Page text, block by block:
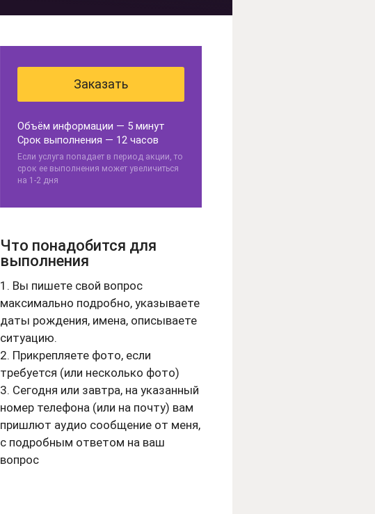
Заказать
Объём информации — 5 минут
Срок выполнения — 12 часов
Если услуга попадает в период акции, то
срок ее выполнения может увеличиться
на 1-2 дня
Что понадобится для
выполнения
1. Вы пишете свой вопрос
максимально подробно, указываете
даты рождения, имена, описываете
ситуацию.
2. Прикрепляете фото, если
требуется (или несколько фото)
3. Сегодня или завтра, на указанный
номер телефона (или на почту) вам
пришлют аудио сообщение от меня,
с подробным ответом на ваш
вопрос